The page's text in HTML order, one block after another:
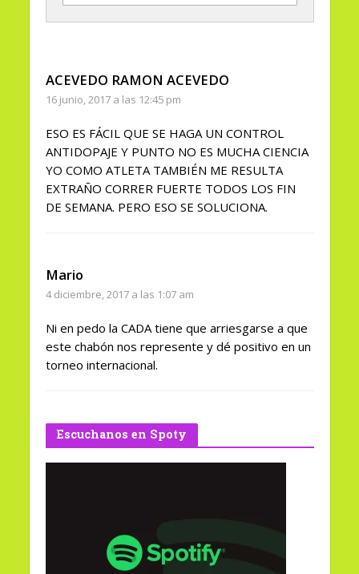
ACEVEDO RAMON ACEVEDO
16 junio, 2017 a las 12:45 pm
ESO ES FÁCIL QUE SE HAGA UN CONTROL
ANTIDOPAJE Y PUNTO NO ES MUCHA CIENCIA
YO COMO ATLETA TAMBIÉN ME RESULTA
EXTRAÑO CORRER FUERTE TODOS LOS FIN
DE SEMANA. PERO ESO SE SOLUCIONA.
Mario
4 diciembre, 2017 a las 1:07 am
Ni en pedo la CADA tiene que arriesgarse a que
este chabón nos represente y dé positivo en un
torneo internacional.
Escuchanos en Spoty